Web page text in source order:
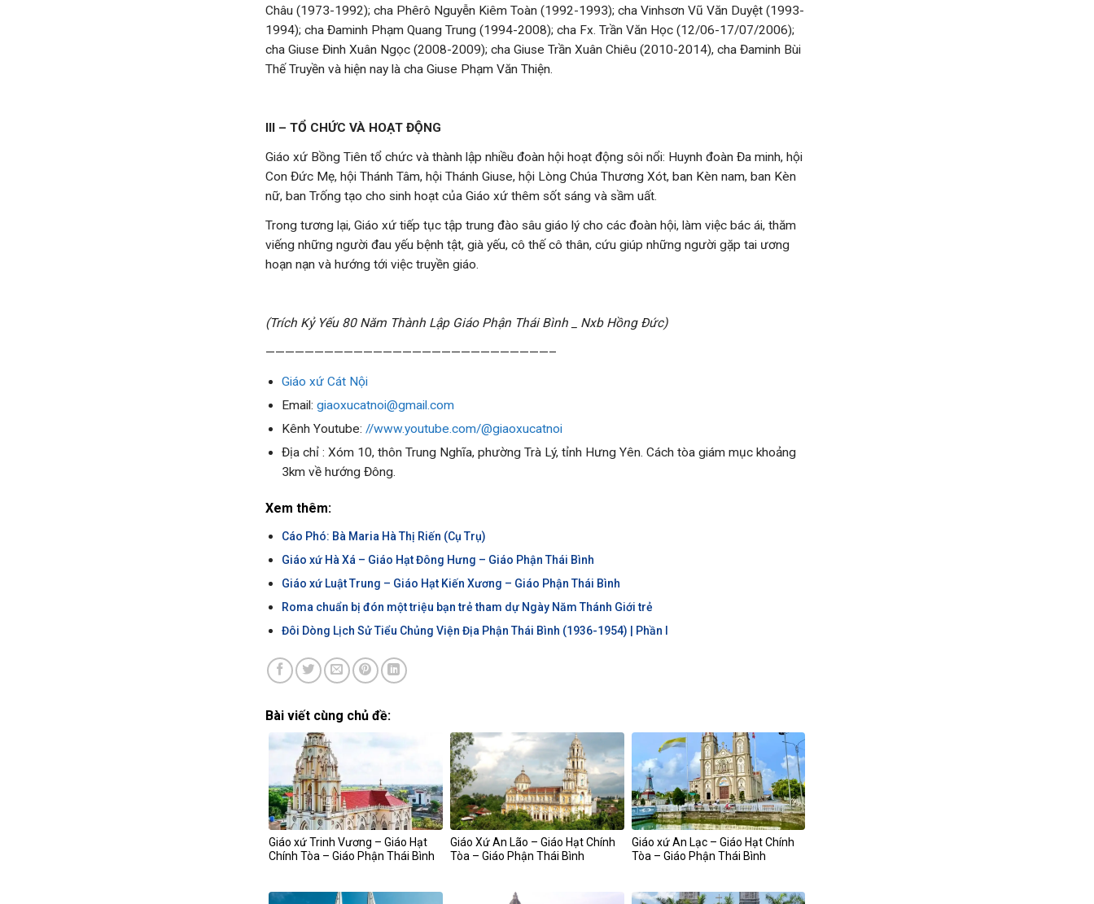
Châu (1973-1992); cha Phêrô Nguyễn Kiêm Toàn (1992-1993); cha Vinhsơn Vũ Văn Duyệt (1993-
1994); cha Đaminh Phạm Quang Trung (1994-2008); cha Fx. Trần Văn Học (12/06-17/07/2006);
cha Giuse Đinh Xuân Ngọc (2008-2009); cha Giuse Trần Xuân Chiêu (2010-2014), cha Đaminh Bùi
Thế Truyền và hiện nay là cha Giuse Phạm Văn Thiện.
III – TỔ CHỨC VÀ HOẠT ĐỘNG
Giáo xứ Bồng Tiên tổ chức và thành lập nhiều đoàn hội hoạt động sôi nổi: Huynh đoàn Đa minh, hội
Con Đức Mẹ, hội Thánh Tâm, hội Thánh Giuse, hội Lòng Chúa Thương Xót, ban Kèn nam, ban Kèn
nữ, ban Trống tạo cho sinh hoạt của Giáo xứ thêm sốt sáng và sầm uất.
Trong tương lại, Giáo xứ tiếp tục tập trung đào sâu giáo lý cho các đoàn hội, làm việc bác ái, thăm
viếng những người đau yếu bệnh tật, già yếu, cô thế cô thân, cứu giúp những người gặp tai ương
hoạn nạn và hướng tới việc truyền giáo.
(Trích Kỷ Yếu 80 Năm Thành Lập Giáo Phận Thái Bình _ Nxb Hồng Đức)
—————————————————————————————–
Giáo xứ Cát Nội
Email:giaoxucatnoi@gmail.com
Kênh Youtube://www.youtube.com/@giaoxucatnoi
Địa chỉ : Xóm 10, thôn Trung Nghĩa, phường Trà Lý, tỉnh Hưng Yên. Cách tòa giám mục khoảng
3km về hướng Đông.
Xem thêm:
Cáo Phó: Bà Maria Hà Thị Riến (Cụ Trụ)
Giáo xứ Hà Xá – Giáo Hạt Đông Hưng – Giáo Phận Thái Bình
Giáo xứ Luật Trung – Giáo Hạt Kiến Xương – Giáo Phận Thái Bình
Roma chuẩn bị đón một triệu bạn trẻ tham dự Ngày Năm Thánh Giới trẻ
Đôi Dòng Lịch Sử Tiểu Chủng Viện Địa Phận Thái Bình (1936-1954) | Phần I
Bài viết cùng chủ đề:
Giáo xứ Trinh Vương – Giáo Hạt
Chính Tòa – Giáo Phận Thái Bình
Giáo Xứ An Lão – Giáo Hạt Chính
Tòa – Giáo Phận Thái Bình
Giáo xứ An Lạc – Giáo Hạt Chính
Tòa – Giáo Phận Thái Bình